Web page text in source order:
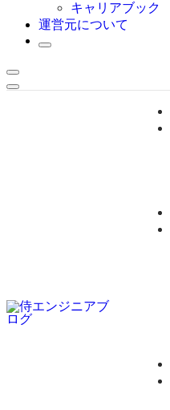
キャリアブック
運営元について